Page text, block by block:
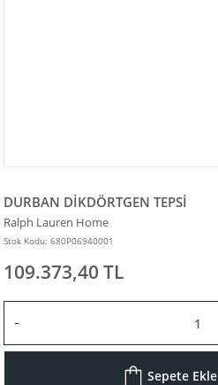
DURBAN DİKDÖRTGEN TEPSİ
Ralph Lauren Home
Stok Kodu: 680P06940001
109.373,40 TL
Sepete Ekle